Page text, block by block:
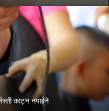
काट्न नपाईने